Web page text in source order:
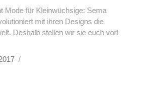
Mode für Kleinwüchsige: Sema
mit ihren Designs die
Deshalb stellen wir sie euch vor!